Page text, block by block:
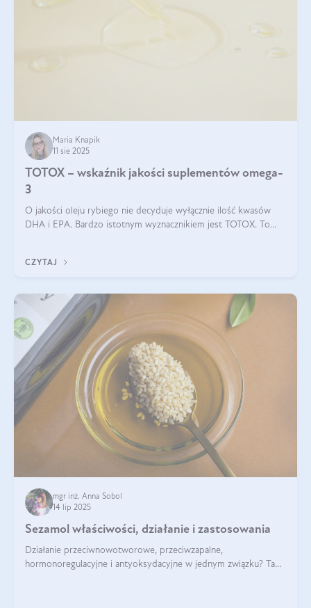
Maria Knapik
11 sie 2025
TOTOX – wskaźnik jakości suplementów omega-
3
O jakości oleju rybiego nie decyduje wyłącznie ilość kwasów
DHA i EPA. Bardzo istotnym wyznacznikiem jest TOTOX. To
CZYTAJ
mgr inż. Anna Sobol
14 lip 2025
Sezamol właściwości, działanie i zastosowania
Działanie przeciwnowotworowe, przeciwzapalne,
hormonoregulacyjne i antyoksydacyjne w jednym związku? Tak